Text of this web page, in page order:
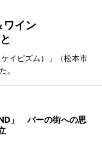
ワイン
イピズム）」（松本市
。
」 バーの街への思